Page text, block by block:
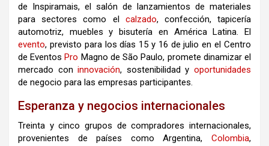
de Inspiramais, el salón de lanzamientos de materiales
para sectores como el calzado, confección, tapicería
automotriz, muebles y bisutería en América Latina. El
evento, previsto para los días 15 y 16 de julio en el Centro
de EventosPro Magno de São Paulo, promete dinamizar el
mercado coninnovación, sostenibilidad yoportunidades
de negocio para las empresas participantes.
Esperanza y negocios internacionales
Treinta y cinco grupos de compradores internacionales,
provenientes de países como Argentina, Colombia,